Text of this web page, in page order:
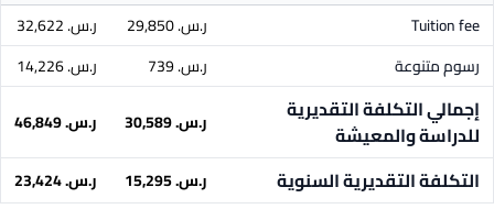
Tuition fee ر.س.‏ 29,850
ر.س.‏ 32,622
رسوم متنوعة
ر.س.‏ 739 ر.س.‏ 14,226
إجمالي التكلفة التقديرية
للدراسة والمعيشة
ر.س.‏ 30,589 ر.س.‏ 46,849
التكلفة التقديرية السنوية ر.س.‏ 15,295 ر.س.‏ 23,424